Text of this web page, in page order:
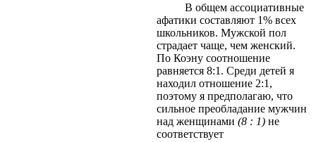
В общем ассоциативные
афатики составляют 1% всех
школьников. Мужской пол
страдает чаще, чем женский.
По Коэну соотношение
равняется 8:1. Среди детей я
находил отношение 2:1,
поэтому я предполагаю, что
сильное преобладание мужчин
над женщинами (8 : 1)не
соответствует